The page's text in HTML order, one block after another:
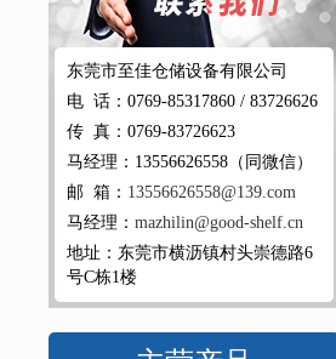
东莞市至佳仓储设备有限公司
电 话：0769-85317860 / 83726626
传 真：0769-83726623
马经理：13556626558（同微信）
邮 箱： 13556626558@139.com
马经理： mazhilin@good-shelf.cn
地址：东莞市横沥镇村头崇德路6
号C栋1楼